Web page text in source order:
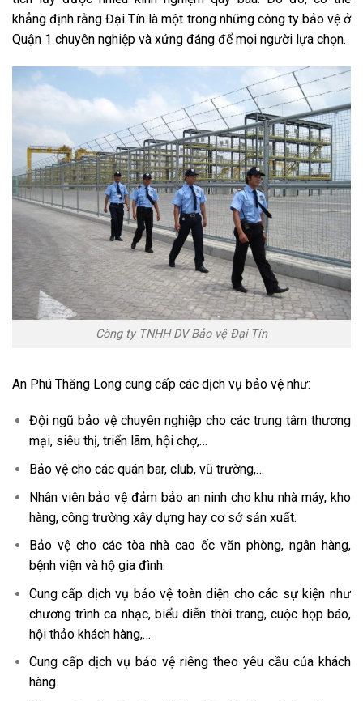
khẳng định rằng Đại Tín là một trong những công ty bảo vệ ở
Quận 1 chuyên nghiệp và xứng đáng để mọi người lựa chọn.
Công ty TNHH DV Bảo vệ Đại Tín
An Phú Thăng Long cung cấp các dịch vụ bảo vệ như:
Đội ngũ bảo vệ chuyên nghiệp cho các trung tâm thương
mại, siêu thị, triển lãm, hội chợ,…
Bảo vệ cho các quán bar, club, vũ trường,…
Nhân viên bảo vệ đảm bảo an ninh cho khu nhà máy, kho
hàng, công trường xây dựng hay cơ sở sản xuất.
Bảo vệ cho các tòa nhà cao ốc văn phòng, ngân hàng,
bệnh viện và hộ gia đình.
Cung cấp dịch vụ bảo vệ toàn diện cho các sự kiện như
chương trình ca nhạc, biểu diễn thời trang, cuộc họp báo,
hội thảo khách hàng,…
Cung cấp dịch vụ bảo vệ riêng theo yêu cầu của khách
hàng.